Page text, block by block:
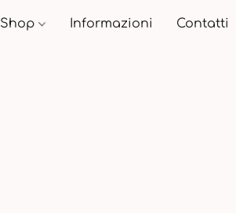
Shop Informazioni Contatti